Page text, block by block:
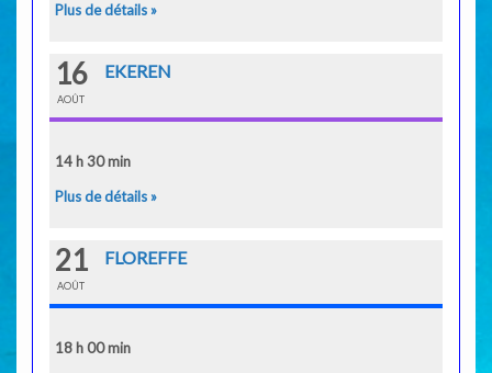
Plus de détails »
16
AOÛT
EKEREN
14 h 30 min
Plus de détails »
21
AOÛT
FLOREFFE
18 h 00 min